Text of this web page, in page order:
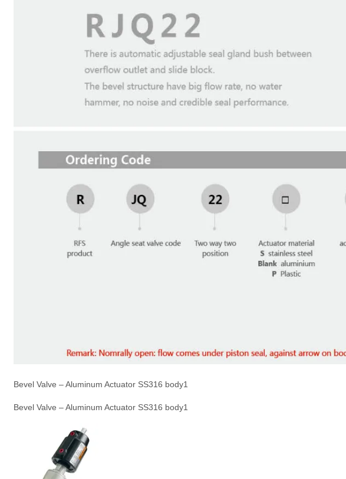
Bevel Valve – Aluminum Actuator SS316 body1
Bevel Valve – Aluminum Actuator SS316 body1